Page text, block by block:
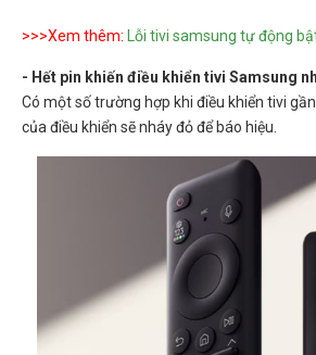
>>>Xem thêm: Lỗi tivi samsung tự động
- Hết pin khiến điều khiển tivi Samsung
Có một số trường hợp khi điều khiển tivi
của điều khiển sẽ nháy đỏ để báo hiệu.